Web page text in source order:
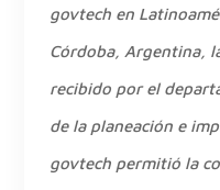
govtech en
Córdoba, Argentina,
recibido por el
de la planeación e
govtech permitió la